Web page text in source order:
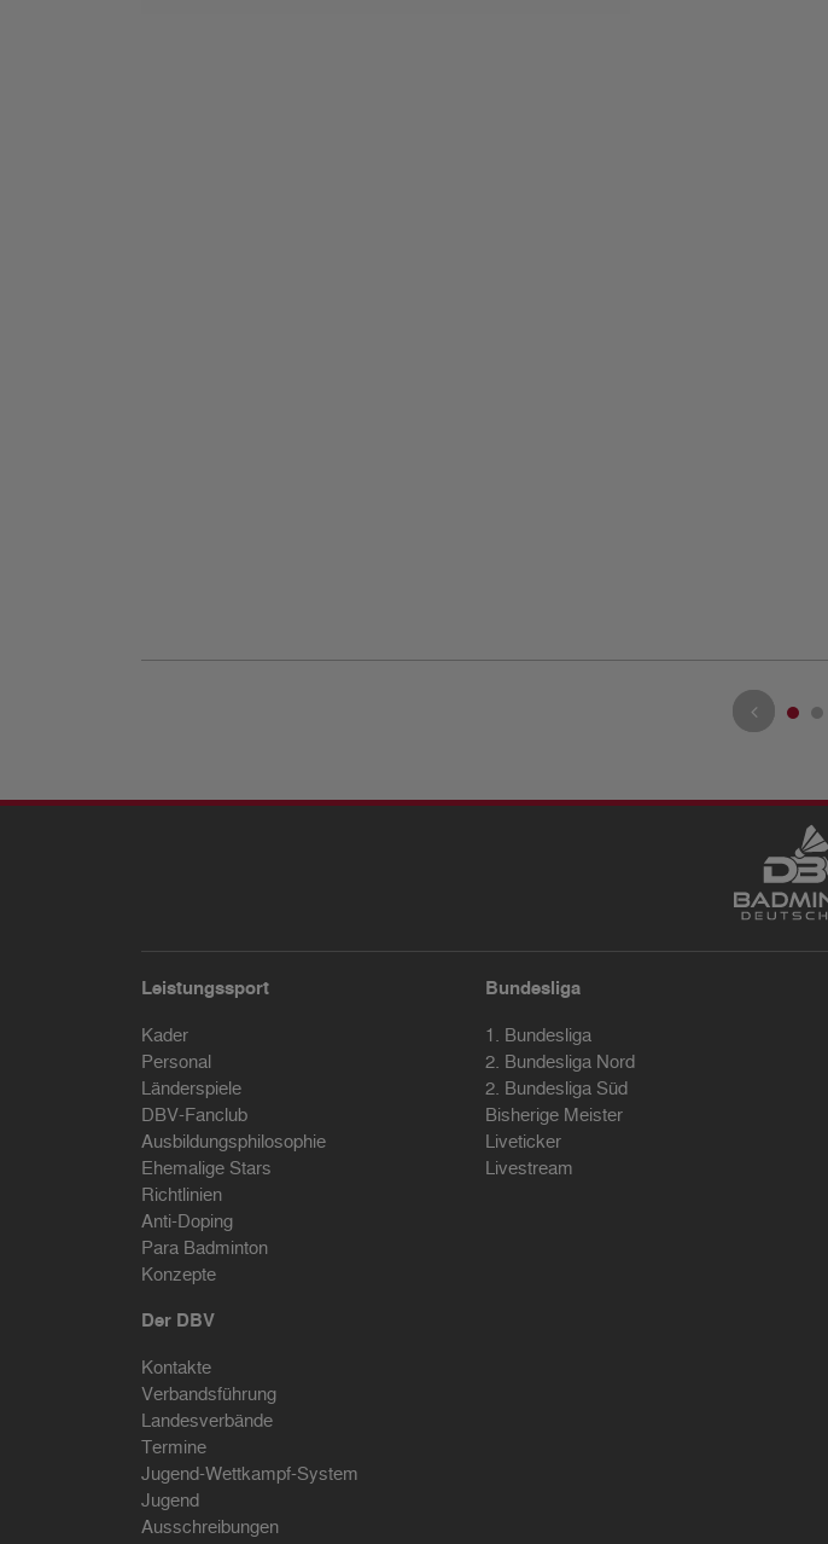
Leistungssport
Kader
Personal
Länderspiele
DBV-Fanclub
Ausbildungsphilosophie
Ehemalige Stars
Richtlinien
Anti-Doping
Para Badminton
Konzepte
Bundesliga
1. Bundesliga
2. Bundesliga Nord
2. Bundesliga Süd
Bisherige Meister
Liveticker
Livestream
Der DBV
Kontakte
Verbandsführung
Landesverbände
Termine
Jugend-Wettkampf-System
Jugend
Ausschreibungen